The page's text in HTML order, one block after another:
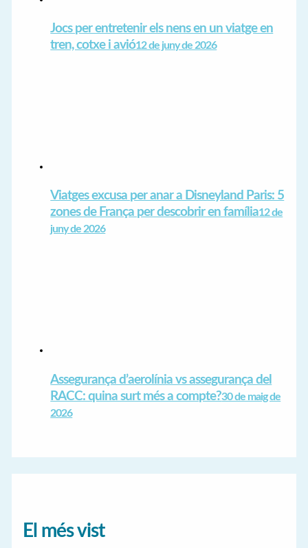
Jocs per entretenir els nens en un viatge en
tren, cotxe i avió12 de juny de 2026
Viatges excusa per anar a Disneyland Paris: 5
zones de França per descobrir en família12 de
juny de 2026
Assegurança d’aerolínia vs assegurança del
RACC: quina surt més a compte?30 de maig de
2026
El més vist